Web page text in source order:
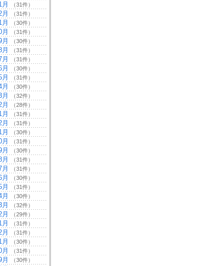
（31件）
（31件）
（30件）
（31件）
（30件）
（31件）
（31件）
（30件）
（31件）
（30件）
（32件）
（28件）
（31件）
（31件）
（30件）
（31件）
（30件）
（31件）
（31件）
（30件）
（31件）
（30件）
（32件）
（29件）
（31件）
（31件）
（30件）
（31件）
（30件）